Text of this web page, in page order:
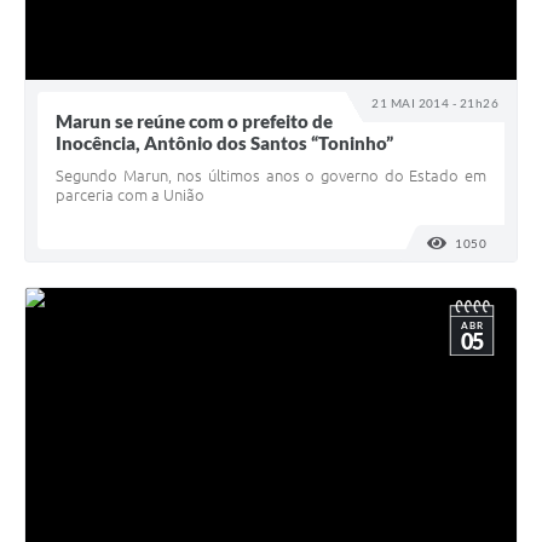
21 MAI 2014 - 21h26
Marun se reúne com o prefeito de
Inocência, Antônio dos Santos “Toninho”
Segundo Marun, nos últimos anos o governo do Estado em
parceria com a União
1050
ABR
05